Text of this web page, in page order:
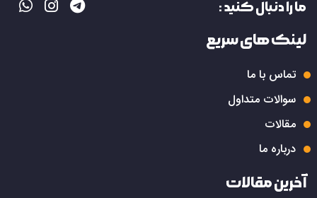
افراد متعدد به تابلوها ممکن است، اهمیت بالایی دارند.
انواع قفل سوئیچی رک و تابلو برق
قفل‌های سوئیچی در انواع مختلف طراحی شده‌اند تا
نیازهای متنوع کاربران را پوشش دهند. برخی از
رایج‌ترین انواع آن‌ها عبارتند از:
قفل سوئیچی ساده
این نوع قفل برای پروژه‌های معمولی و اداری مناسب
ما را دنبال کنید :
لینک های سریع
تماس با ما
سوالات متداول
مقالات
درباره ما
آخرین مقالات